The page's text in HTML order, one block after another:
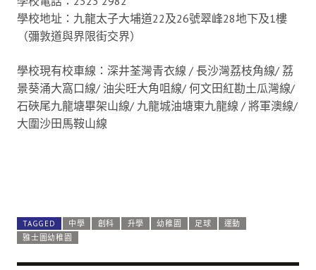
學校地址：九龍太子大埔道22及26號翠峰28地下及1樓
（彌敦道與界限街交界）
學校現有校車線：深井荃灣青衣線 / 長沙灣荔枝角線/ 荔
景葵涌大窩口線/ 油尖旺大角咀線/ 何文田紅勘土瓜灣線/
石硤尾九龍塘畢架山線/ 九龍城油塘東九龍線 / 將軍澳線/
大圍沙田馬鞍山線
TAGGED 中學 創科 升學 幼稚園 足球
運動
雅士圖幼稚園